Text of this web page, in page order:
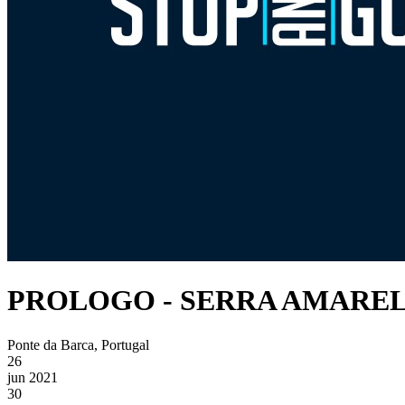
PROLOGO - SERRA
Ponte da Barca, Portugal
26
jun 2021
30